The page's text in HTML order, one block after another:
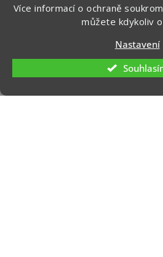
Více informací o ochraně
můžete kdykoliv
Nastavení
Ochrana osobních
Kontakt